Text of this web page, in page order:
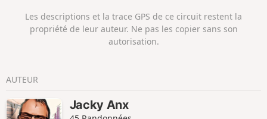
Les descriptions et la trace GPS de ce circuit restent la
propriété de leur auteur. Ne pas les copier sans son
autorisation.
AUTEUR
Jacky Anx